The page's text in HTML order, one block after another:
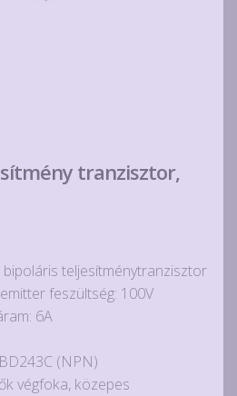
tranzisztor,
bipoláris teljesítménytranzisztor
feszültség: 100V
6A
(NPN)
végfoka, közepes